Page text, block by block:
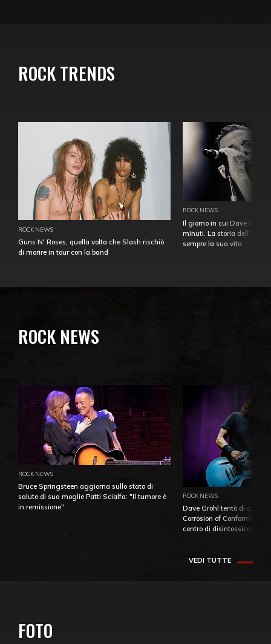
ROCK TRENDS
ROCK NEWS
Guns N' Roses, quella volta che Slash rischiò
di morire in tour con la band
ROCK NEWS
Il giorno in cui Dave
minuti. La storia
sempre la sua vita
ROCK NEWS
ROCK NEWS
Bruce Springsteen aggiorna sullo stato di
salute di sua moglie Patti Scialfa: "Il tumore è
in remissione"
ROCK NEWS
Dave Grohl tentò di
Corrosion of Conformity
centro di
VEDI TUTTE
FOTO